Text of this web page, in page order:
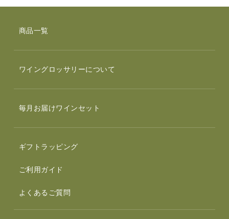
商品一覧
ワイングロッサリーについて
毎月お届けワインセット
ギフトラッピング
ご利用ガイド
よくあるご質問